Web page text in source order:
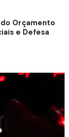
Orçamento
e Defesa